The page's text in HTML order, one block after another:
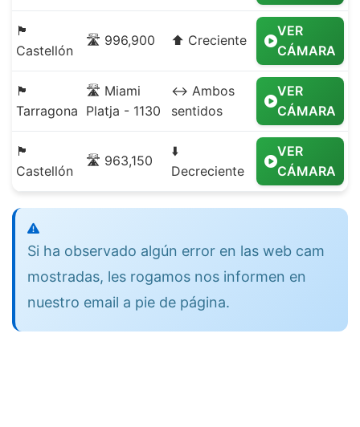
🏴
Castellón
🛣️ 996,900 ⬆️ Creciente
VER
CÁMARA
🏴
Tarragona
🛣️ Miami
Platja - 1130
↔️ Ambos
sentidos
VER
CÁMARA
🏴
Castellón
🛣️ 963,150
⬇️
Decreciente
VER
CÁMARA
Si ha observado algún error en las web cam
mostradas, les rogamos nos informen en
nuestro email a pie de página.